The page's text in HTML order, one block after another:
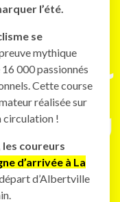
l’été.
se
mythique
000 passionnés
Cette course
réalisée sur
circulation !
coureurs
d’arrivée à La
d’Albertville